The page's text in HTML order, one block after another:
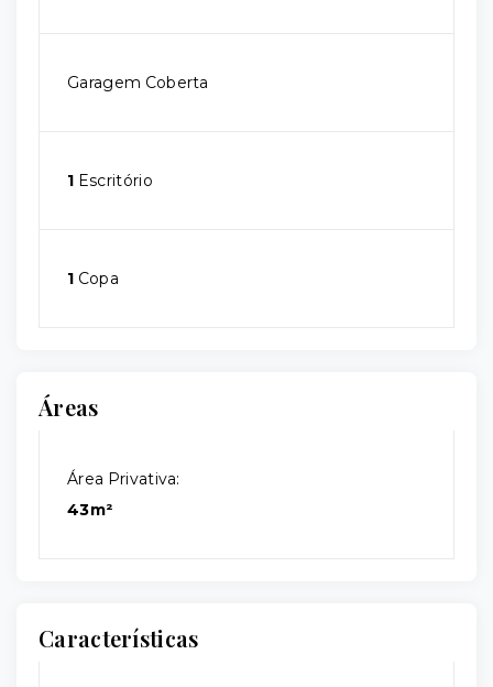
Garagem Coberta
1 Escritório
1 Copa
Áreas
Área Privativa:
43m²
Características